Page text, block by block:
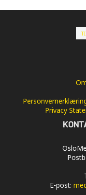
Privacy
E-post: